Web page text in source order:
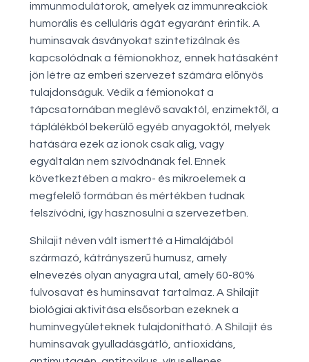
immunmodulátorok, amelyek az immunreakciók
humorális és celluláris ágát egyaránt érintik. A
huminsavak ásványokat szintetizálnak és
kapcsolódnak a fémionokhoz, ennek hatásaként
jön létre az emberi szervezet számára előnyös
tulajdonságuk. Védik a fémionokat a
tápcsatornában meglévő savaktól, enzimektől, a
táplálékból bekerülő egyéb anyagoktól, melyek
hatására ezek az ionok csak alig, vagy
egyáltalán nem szívódnának fel. Ennek
következtében a makro- és mikroelemek a
megfelelő formában és mértékben tudnak
felszívódni, így hasznosulni a szervezetben.
Shilajit néven vált ismertté a Himalájából
származó, kátrányszerű humusz, amely
elnevezés olyan anyagra utal, amely 60-80%
fulvosavat és huminsavat tartalmaz. A Shilajit
biológiai aktivitása elsősorban ezeknek a
huminvegyületeknek tulajdonítható. A Shilajit és
huminsavak gyulladásgátló, antioxidáns,